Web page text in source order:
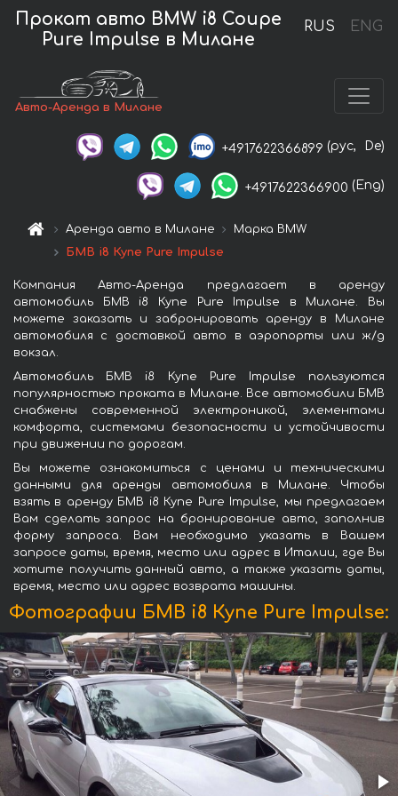
RUS ENG
Прокат авто BMW i8 Coupe
Pure Impulse в Милане
Авто-Аренда в Милане
+4917622366899 (рус, De)
+4917622366900 (Eng)
Аренда авто в Милане
Марка BMW
БМВ i8 Купе Pure Impulse
Компания Авто-Аренда предлагает в аренду
автомобиль БМВ i8 Купе Pure Impulse в Милане. Вы
можете заказать и забронировать аренду в Милане
автомобиля с доставкой авто в аэропорты или ж/д
вокзал.
Автомобиль БМВ i8 Купе Pure Impulse пользуются
популярностью проката в Милане. Все автомобили БМВ
снабжены современной электроникой, элементами
комфорта, системами безопасности и устойчивости
при движении по дорогам.
Вы можете ознакомиться с ценами и техническими
данными для аренды автомобиля в Милане. Чтобы
взять в аренду БМВ i8 Купе Pure Impulse, мы предлагаем
Вам сделать запрос на бронирование авто, заполнив
форму запроса. Вам необходимо указать в Вашем
запросе даты, время, место или адрес в Италии, где Вы
хотите получить данный авто, а также указать даты,
время, место или адрес возврата машины.
Фотографии БМВ i8 Купе Pure Impulse: